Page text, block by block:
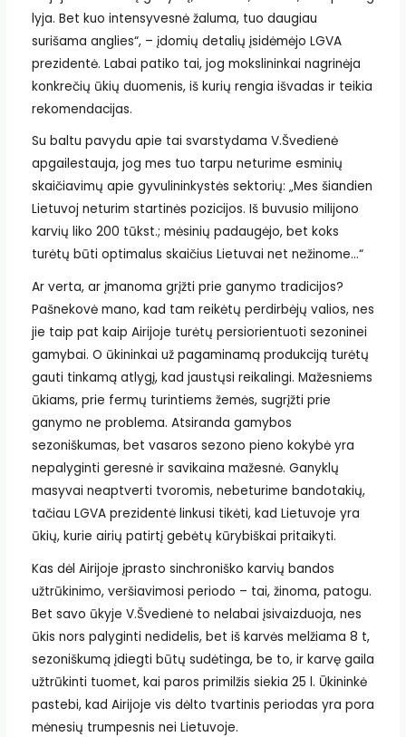
lyja. Bet kuo intensyvesnė žaluma, tuo daugiau
surišama anglies“, – įdomių detalių įsidėmėjo LGVA
prezidentė. Labai patiko tai, jog mokslininkai nagrinėja
konkrečių ūkių duomenis, iš kurių rengia išvadas ir teikia
rekomendacijas.
Su baltu pavydu apie tai svarstydama V.Švedienė
apgailestauja, jog mes tuo tarpu neturime esminių
skaičiavimų apie gyvulininkystės sektorių: „Mes šiandien
Lietuvoj neturim startinės pozicijos. Iš buvusio milijono
karvių liko 200 tūkst.; mėsinių padaugėjo, bet koks
turėtų būti optimalus skaičius Lietuvai net nežinome…“
Ar verta, ar įmanoma grįžti prie ganymo tradicijos?
Pašnekovė mano, kad tam reikėtų perdirbėjų valios, nes
jie taip pat kaip Airijoje turėtų persiorientuoti sezoninei
gamybai. O ūkininkai už pagaminamą produkciją turėtų
gauti tinkamą atlygį, kad jaustųsi reikalingi. Mažesniems
ūkiams, prie fermų turintiems žemės, sugrįžti prie
ganymo ne problema. Atsiranda gamybos
sezoniškumas, bet vasaros sezono pieno kokybė yra
nepalyginti geresnė ir savikaina mažesnė. Ganyklų
masyvai neaptverti tvoromis, nebeturime bandotakių,
tačiau LGVA prezidentė linkusi tikėti, kad Lietuvoje yra
ūkių, kurie airių patirtį gebėtų kūrybiškai pritaikyti.
Kas dėl Airijoje įprasto sinchroniško karvių bandos
užtrūkinimo, veršiavimosi periodo – tai, žinoma, patogu.
Bet savo ūkyje V.Švedienė to nelabai įsivaizduoja, nes
ūkis nors palyginti nedidelis, bet iš karvės melžiama 8 t,
sezoniškumą įdiegti būtų sudėtinga, be to, ir karvę gaila
užtrūkinti tuomet, kai paros primilžis siekia 25 l. Ūkininkė
pastebi, kad Airijoje vis dėlto tvartinis periodas yra pora
mėnesių trumpesnis nei Lietuvoje.